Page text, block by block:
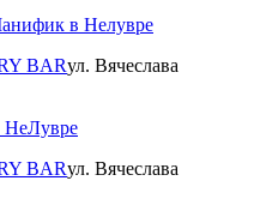
в Нелувре
BARул. Вячеслава
НеЛувре
BARул. Вячеслава